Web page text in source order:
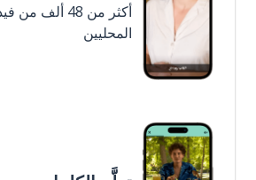
أكثر من 48
المحليين